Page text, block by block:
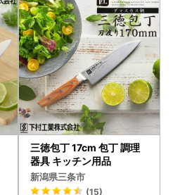
三徳包丁 17cm 包丁 調理
器具 キッチン用品
新潟県三条市
(15)